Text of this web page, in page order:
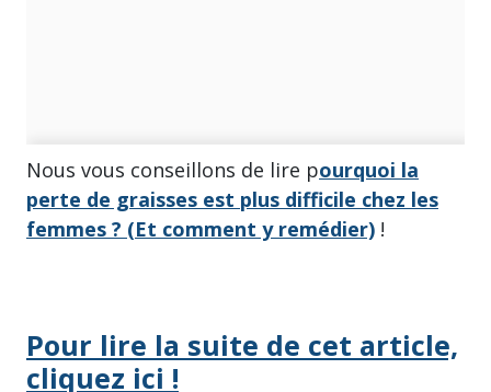
Nous vous conseillons de lire pourquoi la
perte de graisses est plus difficile chez les
femmes ? (Et comment y remédier) !
Pour lire la suite de cet article,
cliquez ici !